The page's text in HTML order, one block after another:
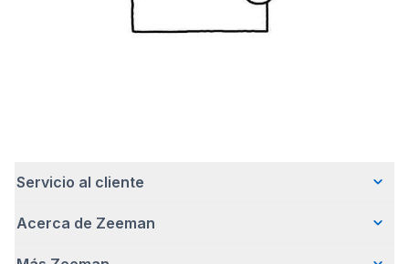
Servicio al cliente
Preguntas frecuentes
Acerca de Zeeman